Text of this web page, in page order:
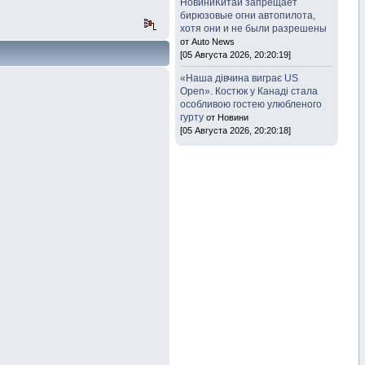
НовиниКитай запрещает
бирюзовые огни автопилота,
хотя они и не были разрешены
от Auto News
[05 Августа 2026, 20:20:19]
«Наша дівчина виграє US
Open». Костюк у Канаді стала
особливою гостею улюбленого
гурту от Новини
[05 Августа 2026, 20:20:18]